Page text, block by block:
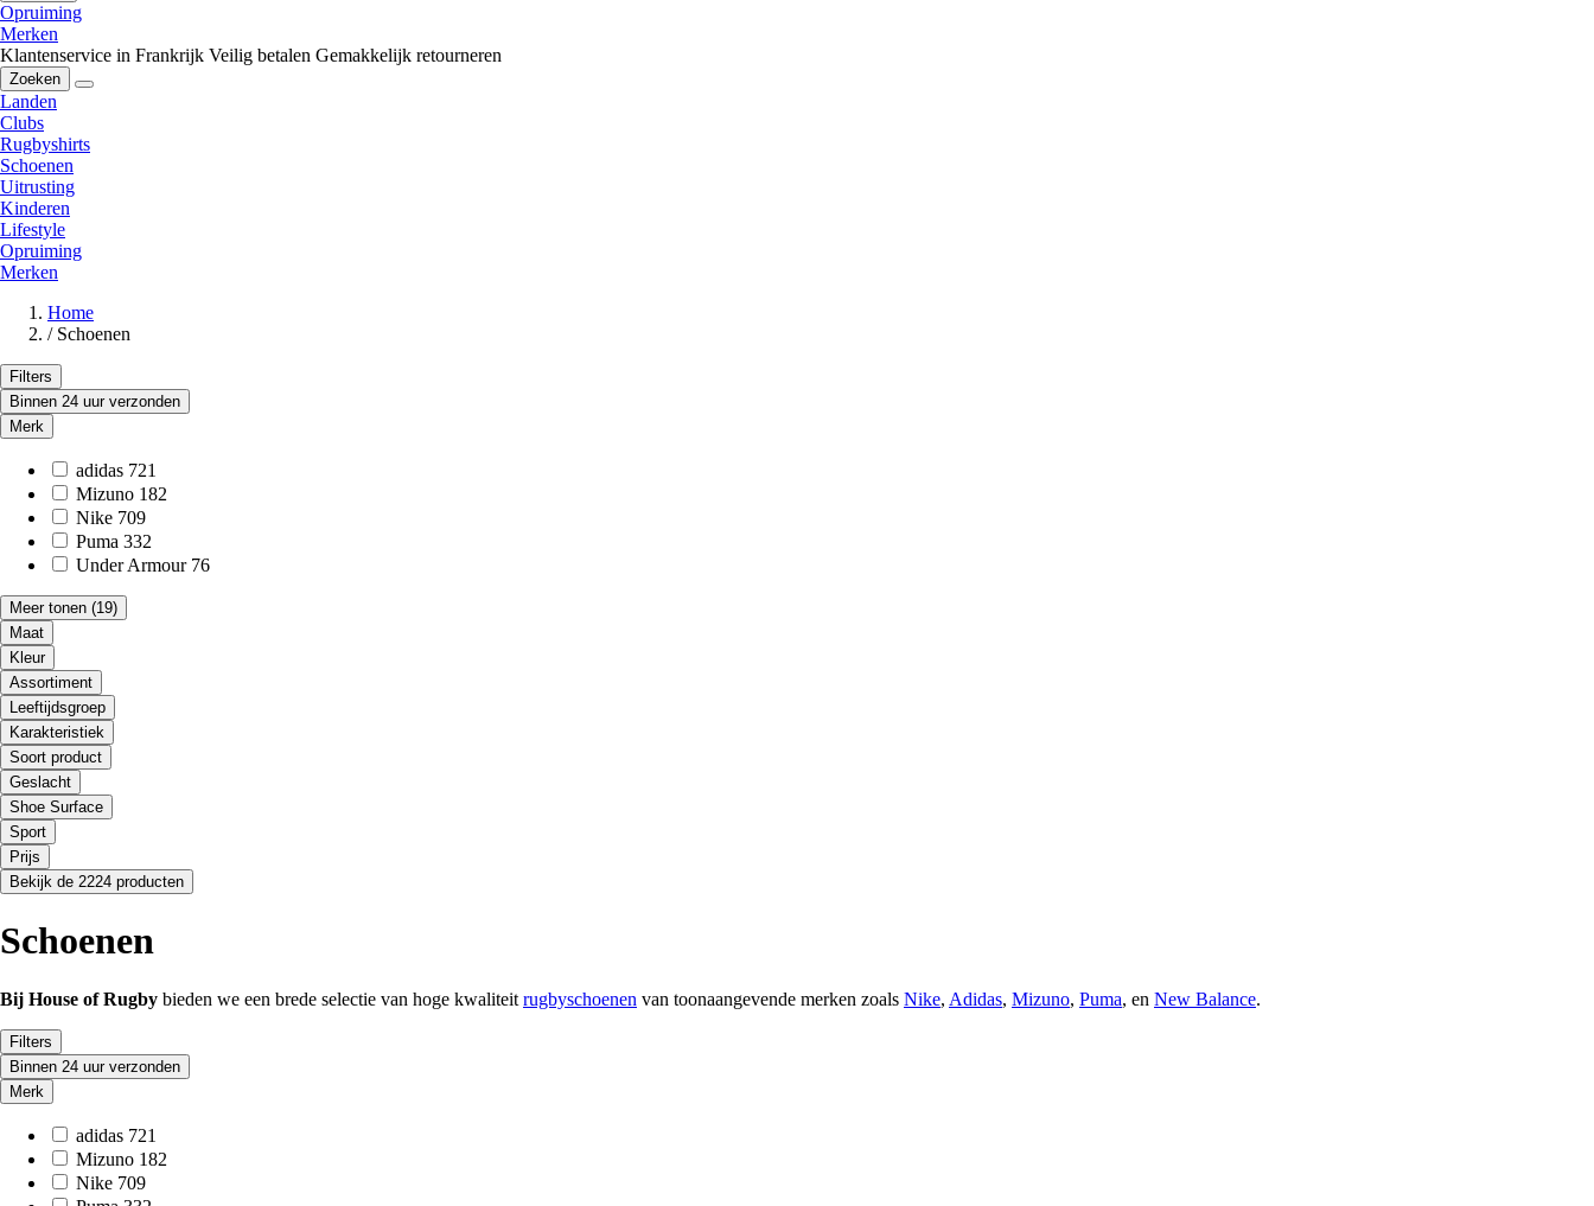
Opruiming
Merken
Klantenservice in Frankrijk Veilig betalen Gemakkelijk retourneren
Zoeken
Landen
Clubs
Rugbyshirts
Schoenen
Uitrusting
Kinderen
Lifestyle
Opruiming
Merken
Home
/ Schoenen
Filters
Binnen 24 uur verzonden
Merk
adidas 721
Mizuno 182
Nike 709
Puma 332
Under Armour 76
Meer tonen (19)
Maat
Kleur
Assortiment
Leeftijdsgroep
Karakteristiek
Soort product
Geslacht
Shoe Surface
Sport
Prijs
Bekijk de 2224 producten
Schoenen
Bij House of Rugby bieden we een brede selectie van hoge kwaliteit rugbyschoenen van toonaangevende merken zoals Nike, Adidas, Mizuno, Puma, en New Balance.
Filters
Binnen 24 uur verzonden
Merk
adidas 721
Mizuno 182
Nike 709